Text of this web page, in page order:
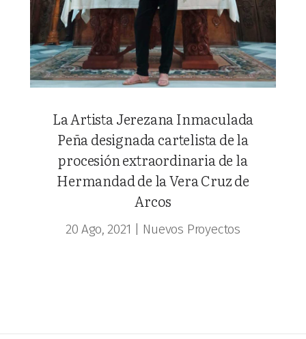
La Artista Jerezana Inmaculada
Peña designada cartelista de la
procesión extraordinaria de la
Hermandad de la Vera Cruz de
Arcos
20 Ago, 2021 Nuevos Proyectos